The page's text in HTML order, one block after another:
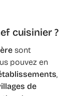
cuisinier ?
sont
pouvez en
,
de